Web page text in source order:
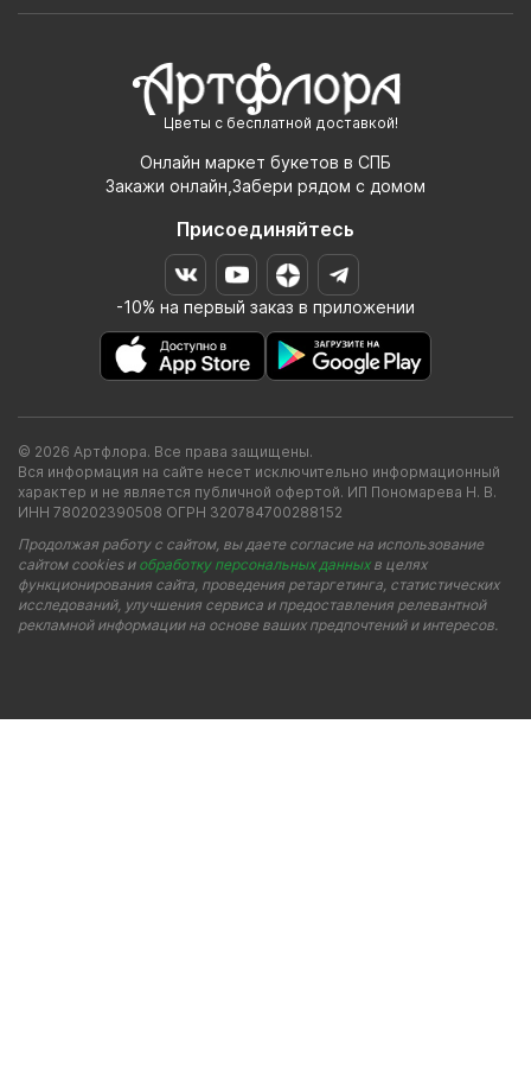
Цветы с бесплатной доставкой!
Онлайн маркет букетов в СПБ
Закажи онлайн,Забери рядом с домом
Присоединяйтесь
-10% на первый заказ в приложении
© 2026 Артфлора. Все права защищены.
Вся информация на сайте несет исключительно информационный
характер и не является публичной офертой. ИП Пономарева Н. В.
ИНН 780202390508 ОГРН 320784700288152
Продолжая работу с сайтом, вы даете согласие на использование
сайтом cookies и обработку персональных данныхв целях
функционирования сайта, проведения ретаргетинга, статистических
исследований, улучшения сервиса и предоставления релевантной
рекламной информации на основе ваших предпочтений и интересов.